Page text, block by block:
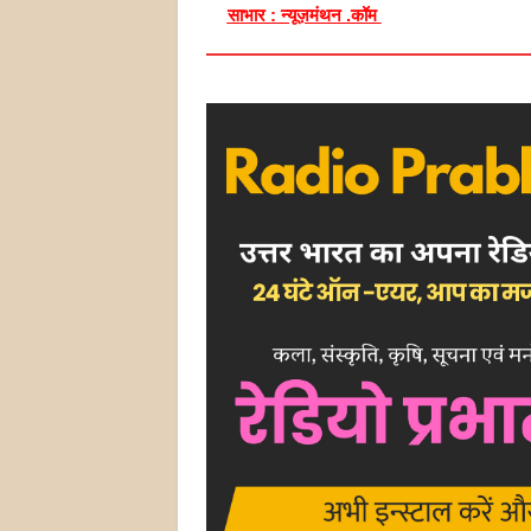
साभार : न्यूज़मंथन .कॉम